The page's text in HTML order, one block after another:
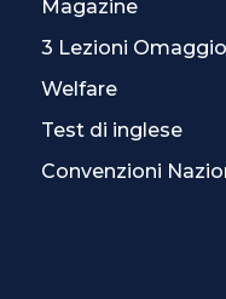
Magazine
3 Lezioni Omaggio
Welfare
Test di inglese
Convenzioni